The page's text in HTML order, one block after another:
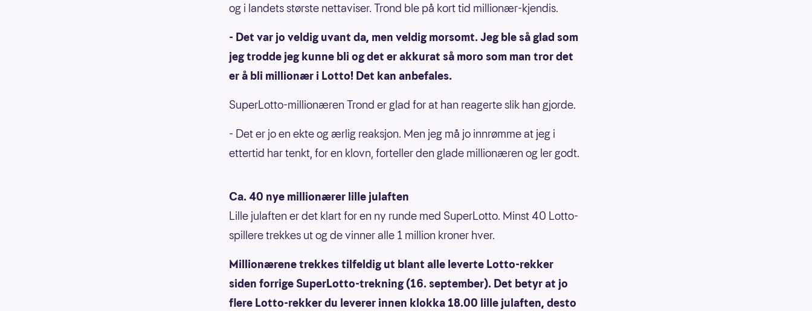
og i landets største nettaviser. Trond ble på kort tid millionær-kjendis.
- Det var jo veldig uvant da, men veldig morsomt. Jeg ble så glad som
jeg trodde jeg kunne bli og det er akkurat så moro som man tror det
er å bli millionær i Lotto! Det kan anbefales.
SuperLotto-millionæren Trond er glad for at han reagerte slik han gjorde.
- Det er jo en ekte og ærlig reaksjon. Men jeg må jo innrømme at jeg i
ettertid har tenkt, for en klovn, forteller den glade millionæren og ler godt.
Ca. 40 nye millionærer lille julaften
Lille julaften er det klart for en ny runde med SuperLotto. Minst 40 Lotto-
spillere trekkes ut og de vinner alle 1 million kroner hver.
Millionærene trekkes tilfeldig ut blant alle leverte Lotto-rekker
siden forrige SuperLotto-trekning (16. september). Det betyr at jo
flere Lotto-rekker du leverer innen klokka 18.00 lille julaften, desto